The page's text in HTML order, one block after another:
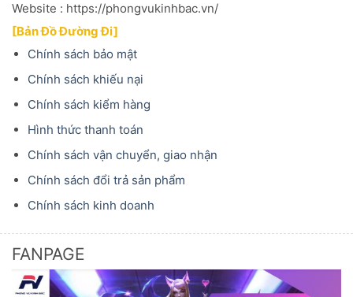
Website : https://phongvukinhbac.vn/
[Bản Đồ Đường Đi]
Chính sách bảo mật
Chính sách khiếu nại
Chính sách kiểm hàng
Hình thức thanh toán
Chính sách vận chuyển, giao nhận
Chính sách đổi trả sản phẩm
Chính sách kinh doanh
FANPAGE